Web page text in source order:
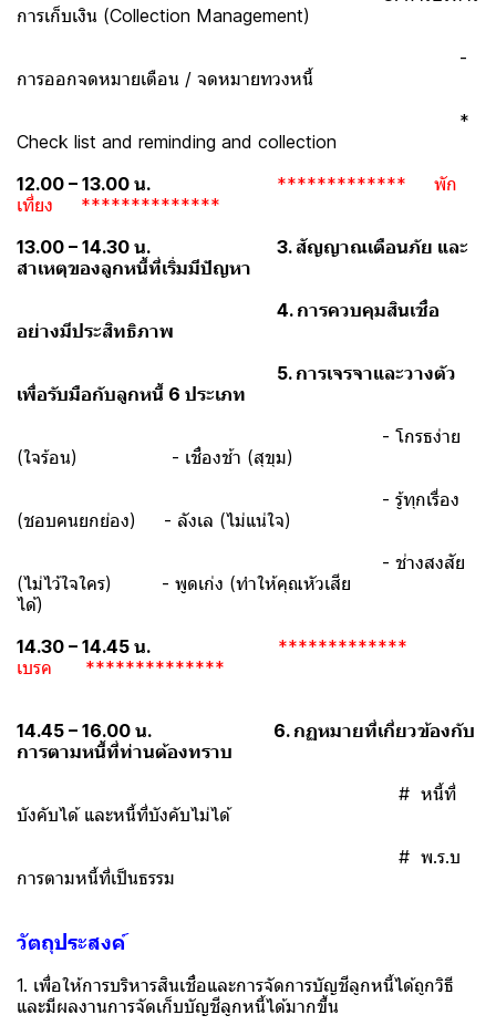
การเก็บเงิน (Collection Management)
-
การออกจดหมายเตือน / จดหมายทวงหนี้
*
Check list and reminding and collection
12.00 – 13.00 น.
************* พัก
เที่ยง **************
13.00 – 14.30 น.
3. สัญญาณเตือนภัย และ
สาเหตุของลูกหนี้ที่เริ่มมีปัญหา
4. การควบคุมสินเชื่อ
อย่างมีประสิทธิภาพ
5. การเจรจาและวางตัว
เพื่อรับมือกับลูกหนี้ 6 ประเภท
- โกรธง่าย
(ใจร้อน) - เชื่องช้า (สุขุม)
- รู้ทุกเรื่อง
(ชอบคนยกย่อง) - ลังเล (ไม่แน่ใจ)
- ช่างสงสัย
(ไม่ไว้ใจใคร) - พูดเก่ง (ทำให้คุณหัวเสีย
ได้)
14.30 – 14.45 น.
*************
เบรค **************
14.45 – 16.00 น.
6. กฏหมายที่เกี่ยวข้องกับ
การตามหนี้ที่ท่านต้องทราบ
# หนี้ที่
บังคับได้ และหนี้ที่บังคับไม่ได้
# พ.ร.บ
การตามหนี้ที่เป็นธรรม
วัตถุประสงค์
1. เพื่อให้การบริหารสินเชื่อและการจัดการบัญชีลูกหนี้ได้ถูกวิธี
และมีผลงานการจัดเก็บบัญชีลูกหนี้ได้มากขึ้น